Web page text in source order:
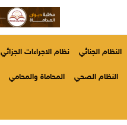
النظام الجنائي نظام الاجراءات الجزائي
النظام الصحي المحاماة والمحامي